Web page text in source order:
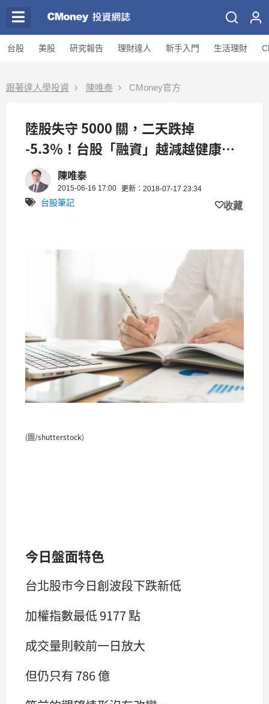
台股 美股 研究報告 理財達人 新手入門 生活理財
跟著達人學投資 陳唯泰 CMoney官方
陸股失守 5000 關，二天跌掉
-5.3％！台股「融資」越減越健康，
就等熱錢回流訊號...
陳唯泰
2015-06-16 17:00 更新：2018-07-17 23:34
台股筆記 收藏
(圖/shutterstock)
今日盤面特色
台北股市今日創波段下跌新低
加權指數最低 9177 點
成交量則較前一日放大
但仍只有 786 億